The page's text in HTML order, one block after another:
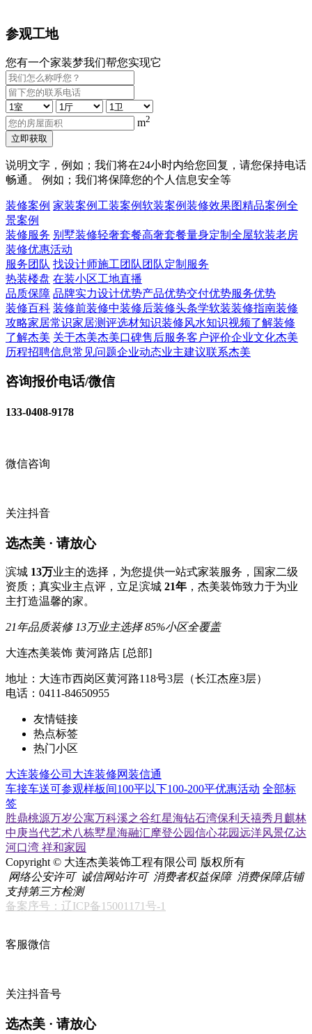
参观工地
您有一个家装梦我们帮您实现它
m2
立即获取
说明文字，例如；我们将在24小时内给您回复，请您保持电话
畅通。 例如；我们将保障您的个人信息安全等
装修案例 家装案例 工装案例软装案例装修效果图精品案例全
景案例
装修服务 别墅装修轻奢套餐高奢套餐量身定制 全屋软装老房
装修优惠活动
服务团队 找设计师施工团队 团队定制服务
热装楼盘 在装小区工地直播
品质保障 品牌实力设计优势产品优势交付优势服务优势
装修百科 装修前装修中装修后装修头条学软装装修指南装修
攻略家居常识家居测评选材知识装修风水知识视频了解装修
了解杰美 关于杰美杰美口碑售后服务客户评价企业文化杰美
历程招聘信息常见问题企业动态业主建议联系杰美
咨询报价电话/微信
133-0408-9178
微信咨询
关注抖音
选杰美 · 请放心
滨城 13万业主的选择，为您提供一站式家装服务，国家二级
资质；真实业主点评，立足滨城 21年 ，杰美装饰致力于为业
主打造温馨的家。
21年品质装修 13万业主选择 85%小区全覆盖
大连杰美装饰 黄河路店 [总部]
地址：大连市西岗区黄河路118号3层（长江杰座3层）
电话：0411-84650955
友情链接
热点标签
热门小区
大连装修公司 大连装修网装信通
车接车送可参观样板间100平以下100-200平优惠活动 全部标
签
胜鼎桃源万岁公寓万科溪之谷红星海钻石湾保利天禧秀月麒林
中庚当代艺术八栋墅星海融汇摩登公园信心花园远洋风景亿达
河口湾 祥和家园
Copyright © 大连杰美装饰工程有限公司 版权所有
网络公安许可 诚信网站许可 消费者权益保障 消费保障店铺
支持第三方检测
备案序号：辽ICP备15001171号-1
客服微信
关注抖音号
选杰美 · 请放心